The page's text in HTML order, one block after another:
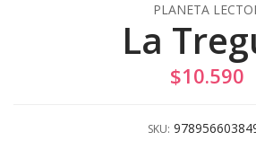
PLANETA
La
$10.590
SKU: